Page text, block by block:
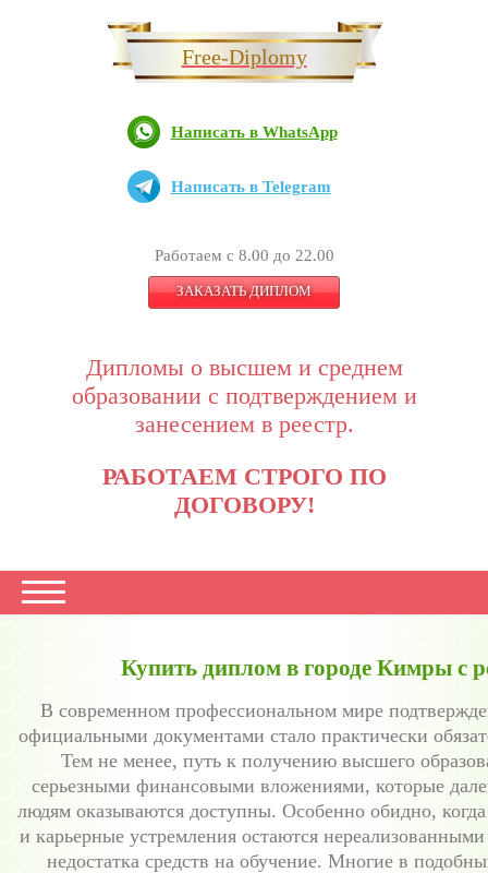
Free-Diplomy
Написать в WhatsApp
Написать в Telegram
Работаем с 8.00 до 22.00
ЗАКАЗАТЬ ДИПЛОМ
Дипломы о высшем и среднем
образовании с подтверждением и
занесением в реестр.
РАБОТАЕМ СТРОГО ПО
ДОГОВОРУ!
Купить диплом в городе Кимры с
В современном профессиональном мире
официальными документами стало практически
Тем не менее, путь к получению высшего
серьезными финансовыми вложениями, которые
людям оказываются доступны. Особенно обидно,
и карьерные устремления остаются
недостатка средств на обучение. Многие в